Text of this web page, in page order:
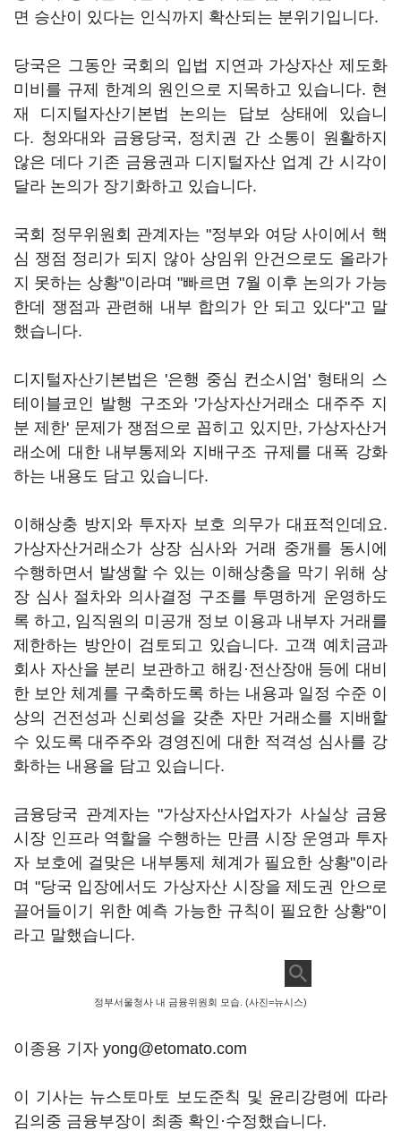
면 승산이 있다는 인식까지 확산되는 분위기입니다.
당국은 그동안 국회의 입법 지연과 가상자산 제도화
미비를 규제 한계의 원인으로 지목하고 있습니다. 현
재 디지털자산기본법 논의는 답보 상태에 있습니
다. 청와대와 금융당국, 정치권 간 소통이 원활하지
않은 데다 기존 금융권과 디지털자산 업계 간 시각이
달라 논의가 장기화하고 있습니다.
국회 정무위원회 관계자는 "정부와 여당 사이에서 핵
심 쟁점 정리가 되지 않아 상임위 안건으로도 올라가
지 못하는 상황"이라며 "빠르면 7월 이후 논의가 가능
한데 쟁점과 관련해 내부 합의가 안 되고 있다"고 말
했습니다.
디지털자산기본법은 '은행 중심 컨소시엄' 형태의 스
테이블코인 발행 구조와 '가상자산거래소 대주주 지
분 제한' 문제가 쟁점으로 꼽히고 있지만, 가상자산거
래소에 대한 내부통제와 지배구조 규제를 대폭 강화
하는 내용도 담고 있습니다.
이해상충 방지와 투자자 보호 의무가 대표적인데요.
가상자산거래소가 상장 심사와 거래 중개를 동시에
수행하면서 발생할 수 있는 이해상충을 막기 위해 상
장 심사 절차와 의사결정 구조를 투명하게 운영하도
록 하고, 임직원의 미공개 정보 이용과 내부자 거래를
제한하는 방안이 검토되고 있습니다. 고객 예치금과
회사 자산을 분리 보관하고 해킹·전산장애 등에 대비
한 보안 체계를 구축하도록 하는 내용과 일정 수준 이
상의 건전성과 신뢰성을 갖춘 자만 거래소를 지배할
수 있도록 대주주와 경영진에 대한 적격성 심사를 강
화하는 내용을 담고 있습니다.
금융당국 관계자는 "가상자산사업자가 사실상 금융
시장 인프라 역할을 수행하는 만큼 시장 운영과 투자
자 보호에 걸맞은 내부통제 체계가 필요한 상황"이라
며 "당국 입장에서도 가상자산 시장을 제도권 안으로
끌어들이기 위한 예측 가능한 규칙이 필요한 상황"이
라고 말했습니다.
정부서울청사 내 금융위원회 모습. (사진=뉴시스)
이종용 기자 yong@etomato.com
이 기사는 뉴스토마토 보도준칙 및 윤리강령에 따라
김의중 금융부장이 최종 확인·수정했습니다.